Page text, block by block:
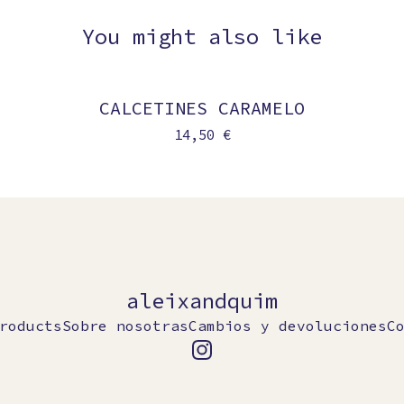
You might also like
CALCETINES CARAMELO
14,50 €
aleixandquim
Sobre nosotrasCambios y devoluciones